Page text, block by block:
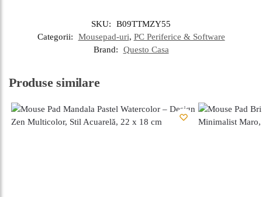
SKU:
B09TTMZY55
Categorii:
Mousepad-uri, PC Periferice & Software
Brand:
Questo Casa
Produse similare